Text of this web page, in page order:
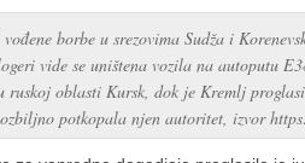
borbe u srezovima Sudža i
vide se uništena vozila na autoputu
oblasti Kursk, dok je Kremlj
potkopala njen autoritet, izvor